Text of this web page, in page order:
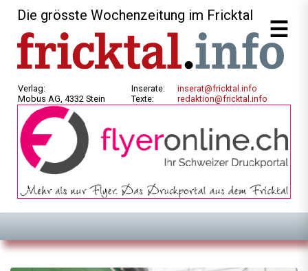
Die grösste Wochenzeitung im Fricktal
Verlag:
Mobus AG, 4332 Stein
Inserate:
Texte:
inserat@fricktal.info
redaktion@fricktal.info